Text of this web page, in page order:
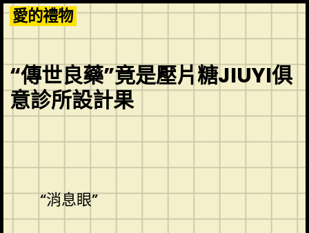
Skip
to
content
愛的禮物
“傳世良藥”竟是壓片糖JIUYI俱
意診所設計果
“消息眼”